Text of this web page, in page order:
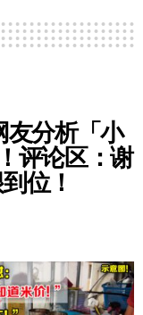
友分析「小
评论区：谢
位！